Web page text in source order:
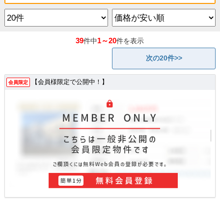
39件中1～20件を表示
次の20件>>
会員限定 【会員様限定で公開中！】